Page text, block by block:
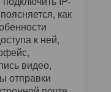
как
к ней,
видео,
отправки